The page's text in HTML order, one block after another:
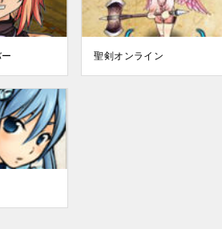
聖剣オンライン